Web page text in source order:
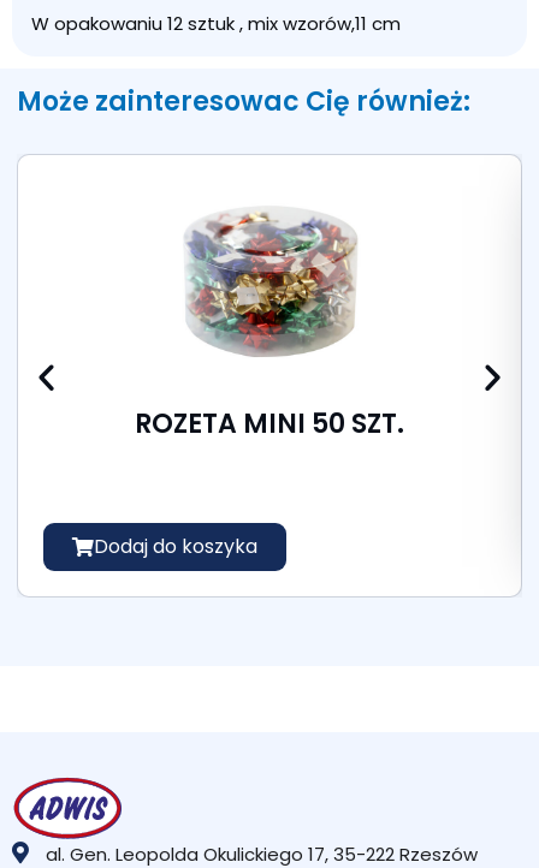
DUŻA
MATOWA
12
W opakowaniu 12 sztuk , mix wzorów,11 cm
Może zainteresowac Cię również:
ROZETA MINI 50 SZT.
Dodaj do koszyka
al. Gen. Leopolda Okulickiego 17, 35-222 Rzeszów